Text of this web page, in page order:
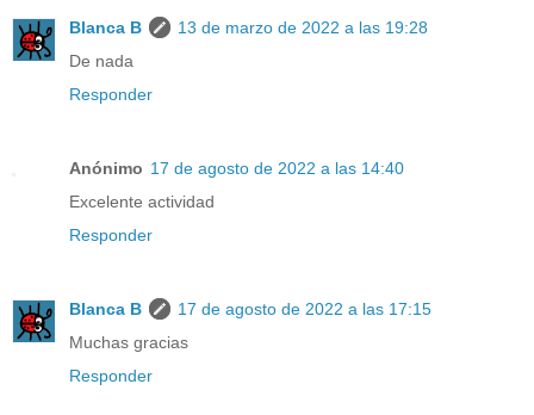
Blanca B
13 de marzo de 2022 a las 19:28
De nada
Responder
Anónimo 17 de agosto de 2022 a las 14:40
Excelente actividad
Responder
Blanca B
17 de agosto de 2022 a las 17:15
Muchas gracias
Responder